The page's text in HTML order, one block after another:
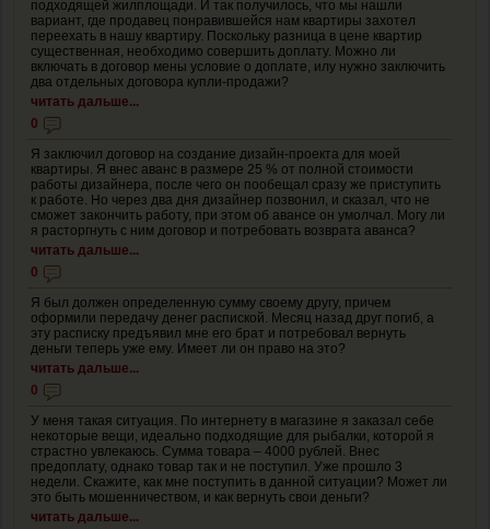
подходящей жилплощади. И так получилось, что мы нашли
вариант, где продавец понравившейся нам квартиры захотел
переехать в нашу квартиру. Поскольку разница в цене квартир
существенная, необходимо совершить доплату. Можно ли
включать в договор мены условие о доплате, илу нужно заключить
два отдельных договора купли-продажи?
читать дальше...
0
Я заключил договор на создание дизайн-проекта для моей
квартиры. Я внес аванс в размере 25 % от полной стоимости
работы дизайнера, после чего он пообещал сразу же приступить
к работе. Но через два дня дизайнер позвонил, и сказал, что не
сможет закончить работу, при этом об авансе он умолчал. Могу ли
я расторгнуть с ним договор и потребовать возврата аванса?
читать дальше...
0
Я был должен определенную сумму своему другу, причем
оформили передачу денег распиской. Месяц назад друг погиб, а
эту расписку предъявил мне его брат и потребовал вернуть
деньги теперь уже ему. Имеет ли он право на это?
читать дальше...
0
У меня такая ситуация. По интернету в магазине я заказал себе
некоторые вещи, идеально подходящие для рыбалки, которой я
страстно увлекаюсь. Сумма товара – 4000 рублей. Внес
предоплату, однако товар так и не поступил. Уже прошло 3
недели. Скажите, как мне поступить в данной ситуации? Может ли
это быть мошенничеством, и как вернуть свои деньги?
читать дальше...